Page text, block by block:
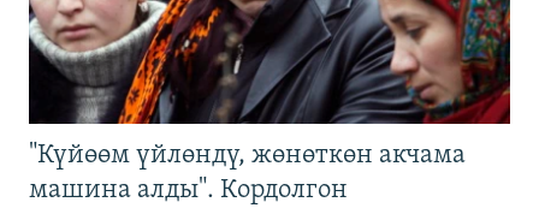
"Күйөөм үйлөндү, жөнөткөн акчама
машина алды". Кордолгон